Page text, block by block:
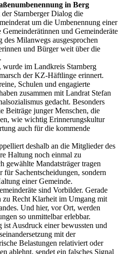
in Berg
Starnberger Dialog die
um die Umbenennung einer
Gemeinderätinnen und Gemeinderäte
des Milanwegs ausgesprochen
und Bürger weit über die
wurde im Landkreis Starnberg
der KZ-Häftlinge erinnert.
Schulen und engagierte
zusammen mit Landrat Stefan
gedacht. Besonders
Beiträge junger Menschen, die
wie wichtig Erinnerungskultur
auch für die kommende
deshalb an die Mitglieder des
Haltung noch einmal zu
gewählte Mandatsträger tragen
Sachentscheidungen, sondern
einer Gemeinde.
sind Vorbilder. Gerade
zu Recht Klarheit im Umgang mit
Und hier, vor Ort, werden
so unmittelbar erlebbar.
ist Ausdruck einer bewussten und
mit der
Belastungen relativiert oder
ablehnt, sendet ein falsches Signal